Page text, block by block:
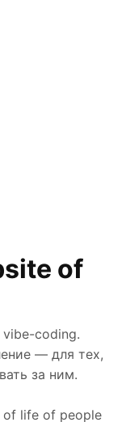
of
vibe-coding.
— для тех,
за ним.
of life of people